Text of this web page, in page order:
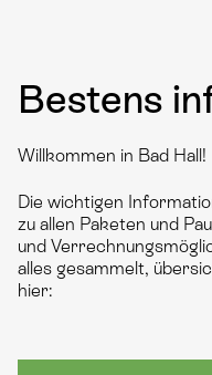
Bestens
Willkommen in Bad Hall!
Die wichtigen
zu allen Paketen und
und
alles gesammelt,
hier: